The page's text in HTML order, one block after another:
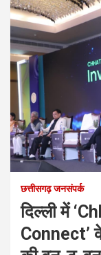
छत्तीसगढ़ जनसंपर्क
दिल्ली में
Connect’